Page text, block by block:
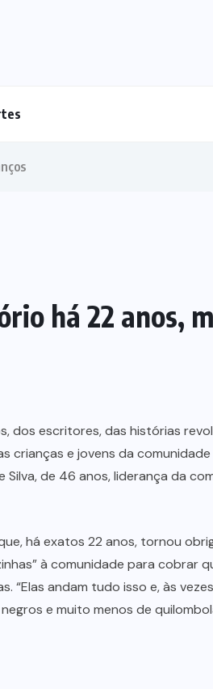
há 22 anos,
dos escritores, das histórias
crianças e jovens da
de 46 anos, liderança da
há exatos 22 anos, tornou
à comunidade para cobrar
“Elas andam tudo isso e, às
e muito menos de